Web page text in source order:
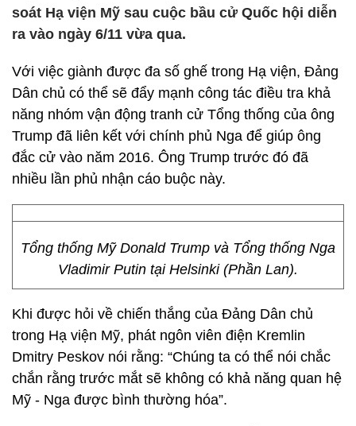
soát Hạ viện Mỹ sau cuộc bầu cử Quốc hội diễn
ra vào ngày 6/11 vừa qua.
Với việc giành được đa số ghế trong Hạ viện, Đảng
Dân chủ có thể sẽ đẩy mạnh công tác điều tra khả
năng nhóm vận động tranh cử Tổng thống của ông
Trump đã liên kết với chính phủ Nga để giúp ông
đắc cử vào năm 2016. Ông Trump trước đó đã
nhiều lần phủ nhận cáo buộc này.
Tổng thống Mỹ Donald Trump và Tổng thống Nga
Vladimir Putin tại Helsinki (Phần Lan).
Khi được hỏi về chiến thắng của Đảng Dân chủ
trong Hạ viện Mỹ, phát ngôn viên điện Kremlin
Dmitry Peskov nói rằng: “Chúng ta có thể nói chắc
chắn rằng trước mắt sẽ không có khả năng quan hệ
Mỹ - Nga được bình thường hóa”.